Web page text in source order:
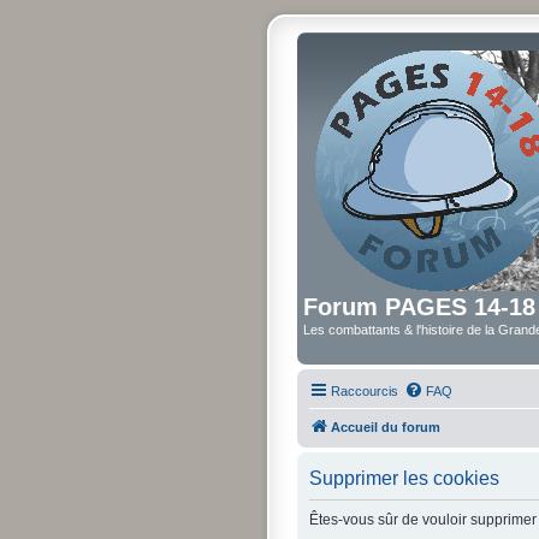
Forum PAGES 14-18
Les combattants & l'histoire de la
Raccourcis FAQ
Accueil du forum
Supprimer les cookies
Êtes-vous sûr de vouloir